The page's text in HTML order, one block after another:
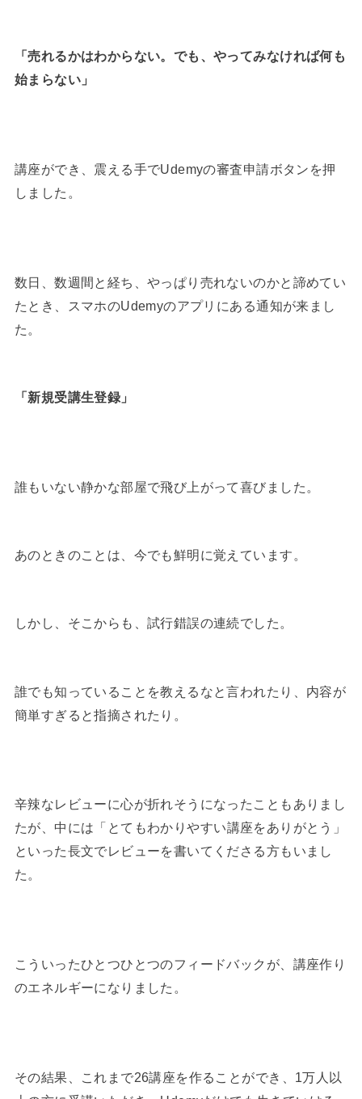
「売れるかはわからない。でも、やってみなければ何も
始まらない」
講座ができ、震える手でUdemyの審査申請ボタンを押
しました。
数日、数週間と経ち、やっぱり売れないのかと諦めてい
たとき、スマホのUdemyのアプリにある通知が来まし
た。
「新規受講生登録」
誰もいない静かな部屋で飛び上がって喜びました。
あのときのことは、今でも鮮明に覚えています。
しかし、そこからも、試行錯誤の連続でした。
誰でも知っていることを教えるなと言われたり、内容が
簡単すぎると指摘されたり。
辛辣なレビューに心が折れそうになったこともありまし
たが、 中には「とてもわかりやすい講座をありがとう」
といった長文でレビューを書いてくださる方もいまし
た。
こういったひとつひとつのフィードバックが、講座作り
のエネルギーになりました。
その結果、これまで26講座を作ることができ、1万人以